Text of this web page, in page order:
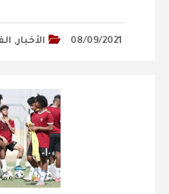
08/09/2021 الأخبار,